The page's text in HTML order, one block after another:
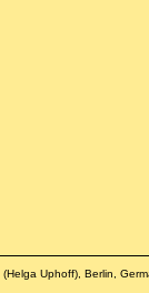
(Helga Uphoff), Berlin,